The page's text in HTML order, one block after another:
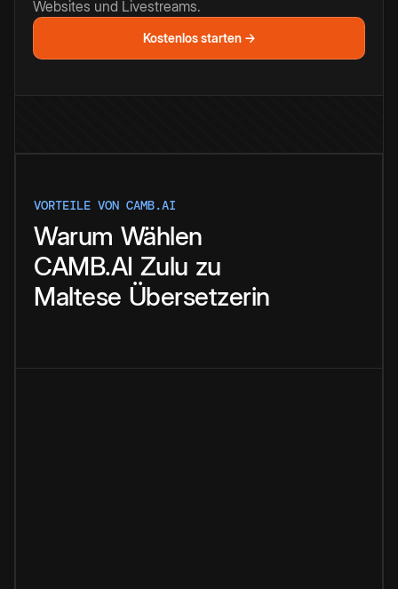
Websites und Livestreams.
Kostenlos starten →
VORTEILE VON CAMB.AI
Warum Wählen
CAMB.AI Zulu zu
Maltese Übersetzerin